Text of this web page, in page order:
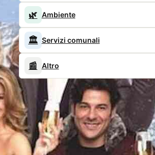
🌿 Ambiente
🏛️ Servizi comunali
📰 Altro